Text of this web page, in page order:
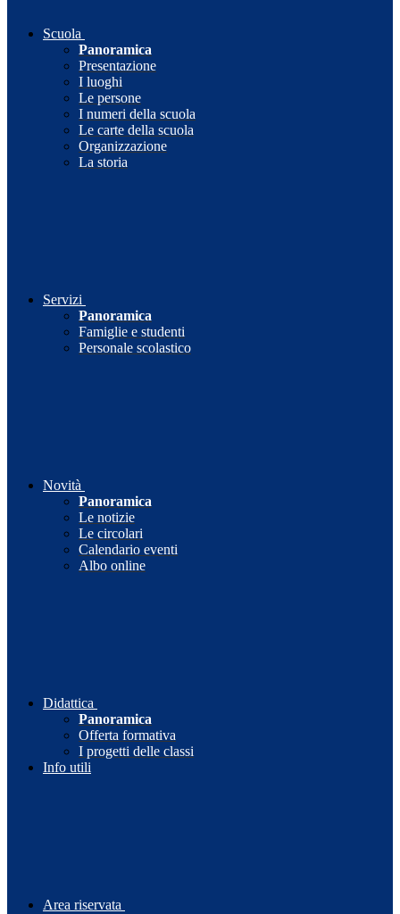
Scuola
Panoramica
Presentazione
I luoghi
Le persone
I numeri della scuola
Le carte della scuola
Organizzazione
La storia
Servizi
Panoramica
Famiglie e studenti
Personale scolastico
Novità
Panoramica
Le notizie
Le circolari
Calendario eventi
Albo online
Didattica
Panoramica
Offerta formativa
I progetti delle classi
Info utili
Area riservata